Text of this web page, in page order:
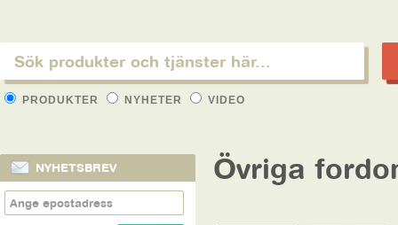
PRODUKTER NYHETER VIDEO
NYHETSBREV Övriga